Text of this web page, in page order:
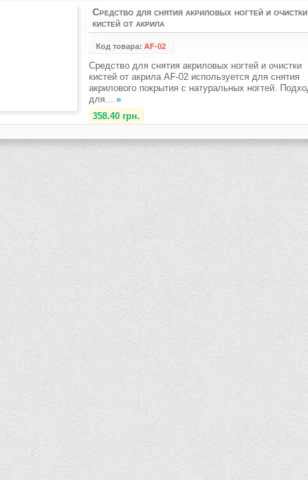
Средство для снятия акриловых ногтей и очистки
кистей от акрила
Код товара: AF-02
Средство для снятия акриловых ногтей и очистки
кистей от акрила AF-02 используется для снятия
акрилового покрытия с натуральных ногтей.
для... »
358.40 грн.